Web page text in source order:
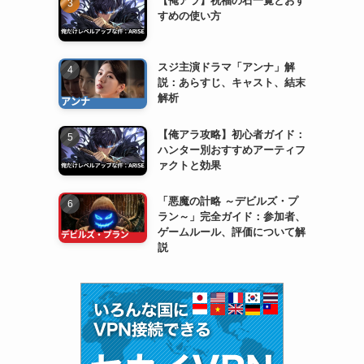
すめの使い方
スジ主演ドラマ「アンナ」解
説：あらすじ、キャスト、結末
解析
【俺アラ攻略】初心者ガイド：
ハンター別おすすめアーティフ
ァクトと効果
「悪魔の計略 ～デビルズ・プ
ラン～」完全ガイド：参加者、
ゲームルール、評価について解
説